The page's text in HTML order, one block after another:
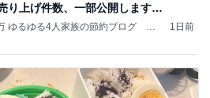
り上げ件数、一部公開します…
ゆるゆる4人家族の節約ブログ 〜
1日前